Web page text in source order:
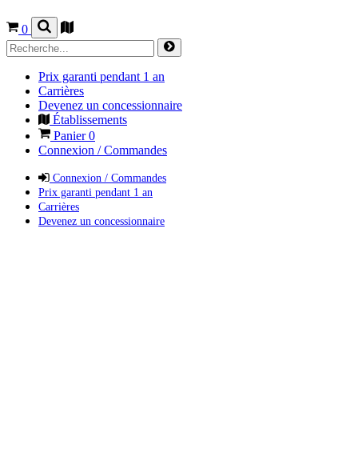
0
Prix garanti pendant 1 an
Carrières
Devenez un concessionnaire
Établissements
Panier0
Connexion / Commandes
Connexion / Commandes
Prix garanti pendant 1 an
Carrières
Devenez un concessionnaire